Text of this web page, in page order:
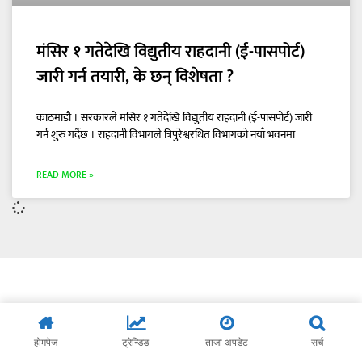
मंसिर १ गतेदेखि विद्युतीय राहदानी (ई-पासपोर्ट)
जारी गर्न तयारी, के छन् विशेषता ?
काठमाडौं । सरकारले मंसिर १ गतेदेखि विद्युतीय राहदानी (ई-पासपोर्ट) जारी
गर्न शुरु गर्दैछ । राहदानी विभागले त्रिपुरेश्वरथित विभागको नयाँ भवनमा
READ MORE »
होमपेज ट्रेन्डिङ ताजा अपडेट सर्च